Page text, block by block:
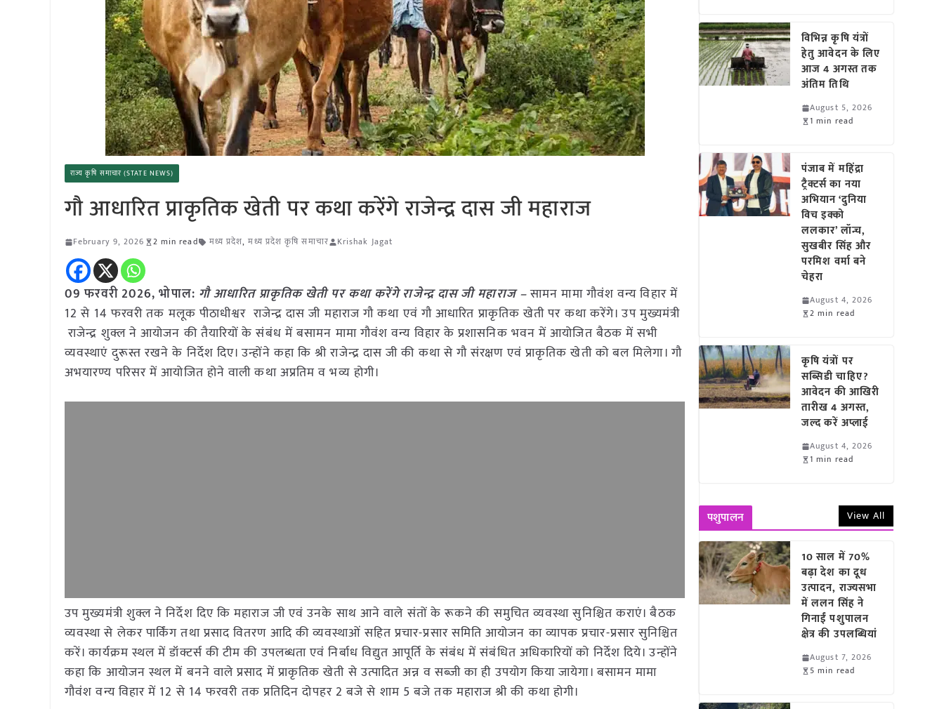
राज्य कृषि समाचार (STATE NEWS)
गौ आधारित प्राकृतिक खेती पर कथा करेंगे राजेन्द्र दास जी महाराज
February 9, 2026 2 min read मध्य प्रदेश,मध्य प्रदेश कृषि समाचार Krishak Jagat
09 फरवरी 2026, भोपाल: गौ आधारित प्राकृतिक खेती पर कथा करेंगे राजेन्द्र दास जी महाराज –सामन मामा गौवंश वन्य विहार में
12 से 14 फरवरी तक मलूक पीठाधीश्वर राजेन्द्र दास जी महाराज गौ कथा एवं गौ आधारित प्राकृतिक खेती पर कथा करेंगे। उप मुख्यमंत्री
राजेन्द्र शुक्ल ने आयोजन की तैयारियों के संबंध में बसामन मामा गौवंश वन्य विहार के प्रशासनिक भवन में आयोजित बैठक में सभी
व्यवस्थाएं दुरूस्त रखने के निर्देश दिए। उन्होंने कहा कि श्री राजेन्द्र दास जी की कथा से गौ संरक्षण एवं प्राकृतिक खेती को बल मिलेगा। गौ
अभयारण्य परिसर में आयोजित होने वाली कथा अप्रतिम व भव्य होगी।
उप मुख्यमंत्री शुक्ल ने निर्देश दिए कि महाराज जी एवं उनके साथ आने वाले संतों के रूकने की समुचित व्यवस्था सुनिश्चित कराएं। बैठक
व्यवस्था से लेकर पार्किंग तथा प्रसाद वितरण आदि की व्यवस्थाओं सहित प्रचार-प्रसार समिति आयोजन का व्यापक प्रचार-प्रसार सुनिश्चित
करें। कार्यक्रम स्थल में डॉक्टर्स की टीम की उपलब्धता एवं निर्बाध विद्युत आपूर्ति के संबंध में संबंधित अधिकारियों को निर्देश दिये। उन्होंने
कहा कि आयोजन स्थल में बनने वाले प्रसाद में प्राकृतिक खेती से उत्पादित अन्न व सब्जी का ही उपयोग किया जायेगा। बसामन मामा
गौवंश वन्य विहार में 12 से 14 फरवरी तक प्रतिदिन दोपहर 2 बजे से शाम 5 बजे तक महाराज श्री की कथा होगी।
विभिन्न कृषि यंत्रों
हेतु आवेदन के लिए
आज 4 अगस्त तक
अंतिम तिथि
August 5, 2026
1 min read
पंजाब में महिंद्रा
ट्रैक्टर्स का नया
अभियान ‘दुनिया
विच इक्को
ललकार’ लॉन्च,
सुखबीर सिंह और
परमिश वर्मा बने
चेहरा
August 4, 2026
2 min read
कृषि यंत्रों पर
सब्सिडी चाहिए?
आवेदन की आखिरी
तारीख 4 अगस्त,
जल्द करें अप्लाई
August 4, 2026
1 min read
पशुपालन View All
10 साल में 70%
बढ़ा देश का दूध
उत्पादन, राज्यसभा
में ललन सिंह ने
गिनाईं पशुपालन
क्षेत्र की उपलब्धियां
August 7, 2026
5 min read